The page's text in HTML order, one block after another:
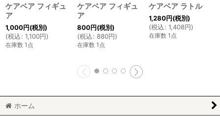
ケアベア フィギュ
ア
1,000円(税別)
(税込: 1,100円)
在庫数 1点
ケアベア フィギュ
ア
800円(税別)
(税込: 880円)
在庫数 1点
ケアベア ラトル
1,280円(税別)
(税込: 1,408円)
在庫数 1点
ホーム